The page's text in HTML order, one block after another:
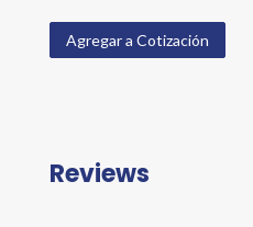
Agregar a Cotización
Reviews